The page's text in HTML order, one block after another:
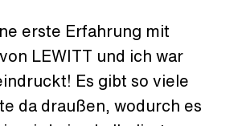
erste Erfahrung mit
LEWITT und ich war
Es gibt so viele
da draußen, wodurch es